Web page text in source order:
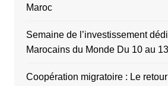
Maroc
Semaine de l’investissement
Marocains du Monde Du 10 au
Coopération migratoire : Le